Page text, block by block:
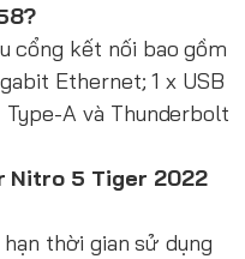
cổng kết nối bao gồm
Ethernet; 1 x USB
Type-A và Thunderbolt
Nitro 5 Tiger 2022
thời gian sử dụng